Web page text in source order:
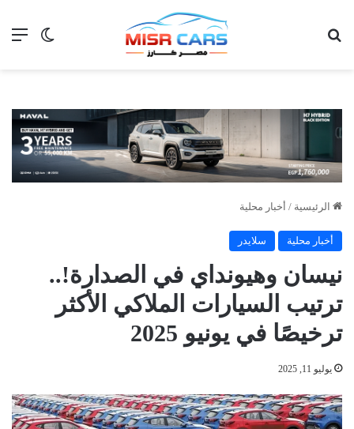
الوضع
الرئيسية / أخبار محلية
أخبار محلية سلايدر
نيسان وهيونداي في الصدارة!..
ترتيب السيارات الملاكي الأكثر
ترخيصًا في يونيو 2025
يوليو 11, 2025